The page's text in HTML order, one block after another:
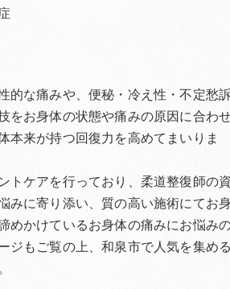
的な痛みや、便秘・冷え性・不定愁
をお身体の状態や痛みの原因に合わ
本来が持つ回復力を高めてまいりま
トケアを行っており、柔道整復師の
みに寄り添い、質の高い施術にてお
めかけているお身体の痛みにお悩み
ジもご覧の上、和泉市で人気を集め